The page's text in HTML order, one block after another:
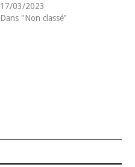
17/03/2023
Dans "Non classé"